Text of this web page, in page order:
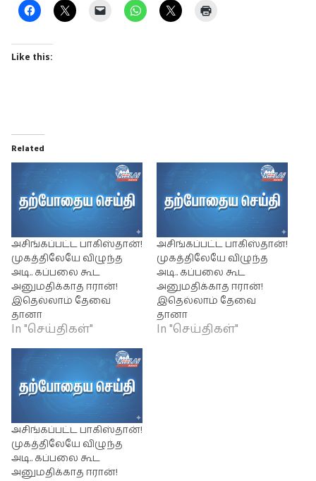
Like this:
Related
அசிங்கப்பட்ட பாகிஸ்தான்!
முகத்திலேயே விழுந்த
அடி.. கப்பலை கூட
அனுமதிக்காத ஈரான்!
இதெல்லாம் தேவை
தானா
In "செய்திகள்"
அசிங்கப்பட்ட பாகிஸ்தான்!
முகத்திலேயே விழுந்த
அடி.. கப்பலை கூட
அனுமதிக்காத ஈரான்!
இதெல்லாம் தேவை
தானா
In "செய்திகள்"
அசிங்கப்பட்ட பாகிஸ்தான்!
முகத்திலேயே விழுந்த
அடி.. கப்பலை கூட
அனுமதிக்காத ஈரான்!